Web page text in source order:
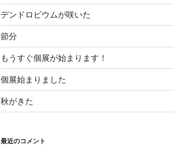
デンドロビウムが咲いた
節分
もうすぐ個展が始まります！
個展始まりました
秋がきた
最近のコメント